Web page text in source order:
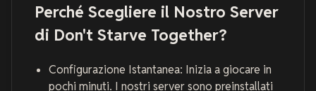
Perché Scegliere il Nostro Server
di Don't Starve Together?
Configurazione Istantanea: Inizia a giocare in
pochi minuti. I nostri server sono preinstallati